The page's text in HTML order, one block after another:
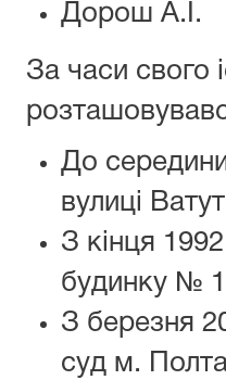
Дорош А.І.
За часи свого
До
вулиці
З кінця
будинку №
З березня
суд м.